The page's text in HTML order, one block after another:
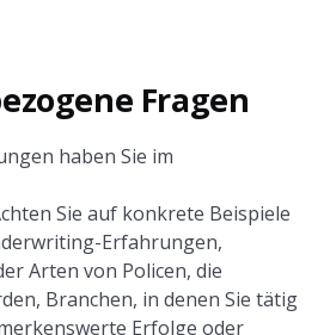
Fragen
haben Sie im
Sie auf konkrete Beispiele
Erfahrungen,
Arten von Policen, die
Branchen, in denen Sie tätig
Erfolge oder